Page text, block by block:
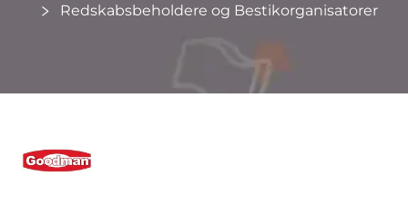
Redskabsbeholdere og Bestikorganisatorer